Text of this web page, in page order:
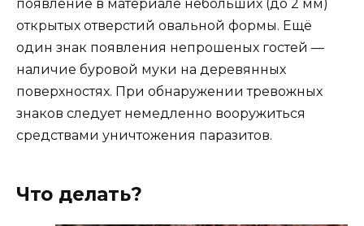
появление в материале небольших (до 2 мм)
открытых отверстий овальной формы. Ещё
один знак появления непрошеных гостей —
наличие буровой муки на деревянных
поверхностях. При обнаружении тревожных
знаков следует немедленно вооружиться
средствами уничтожения паразитов.
Что делать?